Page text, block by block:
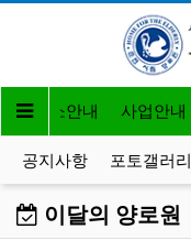
입소안내 사업안내
공지사항 포토갤러리
이달의 양로원